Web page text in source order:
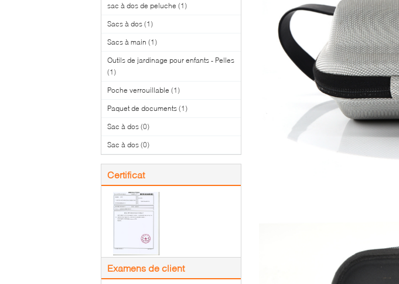
sac à dos de peluche (1)
Sacs à dos (1)
Sacs à main (1)
Outils de jardinage pour enfants - Pelles
(1)
Poche verrouillable (1)
Paquet de documents (1)
Sac à dos (0)
Sac à dos (0)
Certificat
Examens de client